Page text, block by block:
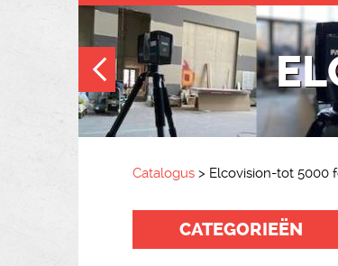
Catalogus > Elcovision-tot 5000
CATEGORIEËN